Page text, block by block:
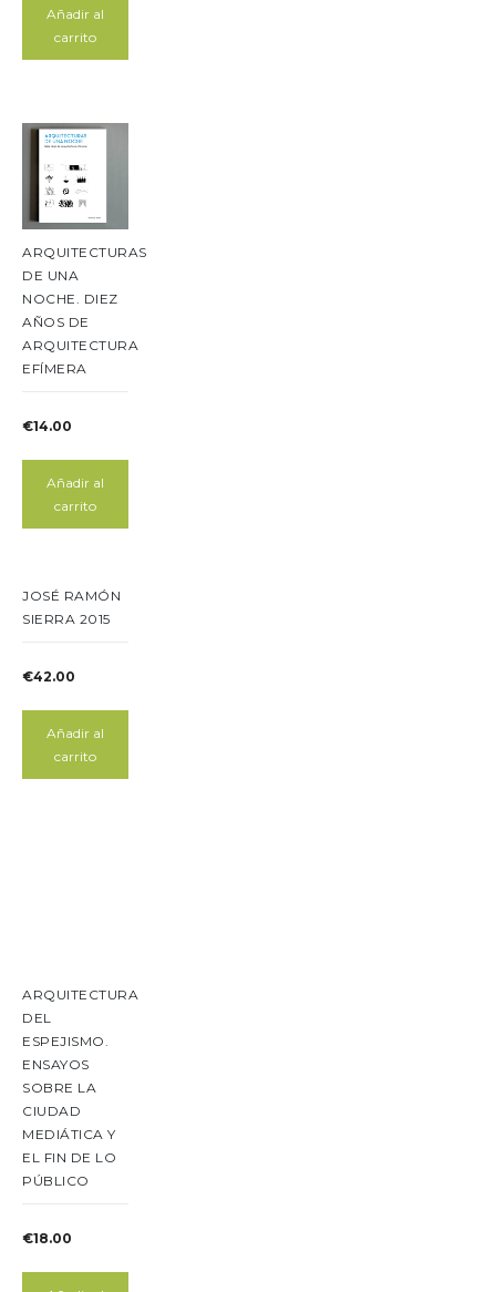
Añadir al
carrito
ARQUITECTURAS
DE UNA
NOCHE. DIEZ
AÑOS DE
ARQUITECTURA
EFÍMERA
€14.00
Añadir al
carrito
JOSÉ RAMÓN
SIERRA 2015
€42.00
Añadir al
carrito
ARQUITECTURA
DEL
ESPEJISMO.
ENSAYOS
SOBRE LA
CIUDAD
MEDIÁTICA Y
EL FIN DE LO
PÚBLICO
€18.00